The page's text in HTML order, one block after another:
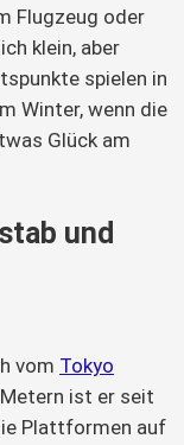
Flugzeug oder
klein, aber
spielen in
Winter, wenn die
Glück am
und
vom Tokyo
ist er seit
Plattformen auf